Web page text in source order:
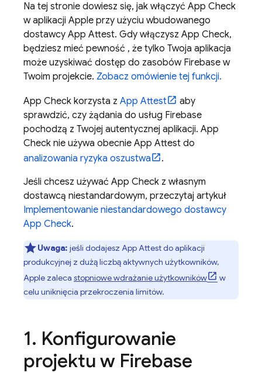
Na tej stronie dowiesz się, jak włączyć App Check
w aplikacji Apple przy użyciu wbudowanego
dostawcy App Attest. Gdy włączysz App Check,
będziesz mieć pewność , że tylko Twoja aplikacja
może uzyskiwać dostęp do zasobów Firebase w
Twoim projekcie. Zobacz omówienie tej funkcji.
App Check korzysta z App Attest
aby
sprawdzić, czy żądania do usług Firebase
pochodzą z Twojej autentycznej aplikacji. App
Check nie używa obecnie App Attest do
analizowania ryzyka oszustwa
.
Jeśli chcesz używać App Check z własnym
dostawcą niestandardowym, przeczytaj artykuł
Implementowanie niestandardowego dostawcy
App Check.
Uwaga: jeśli dodajesz App Attest do aplikacji
produkcyjnej z dużą liczbą aktywnych użytkowników,
Apple zaleca stopniowe wdrażanie użytkowników
w
celu uniknięcia przekroczenia limitów.
1. Konfigurowanie
projektu w Firebase